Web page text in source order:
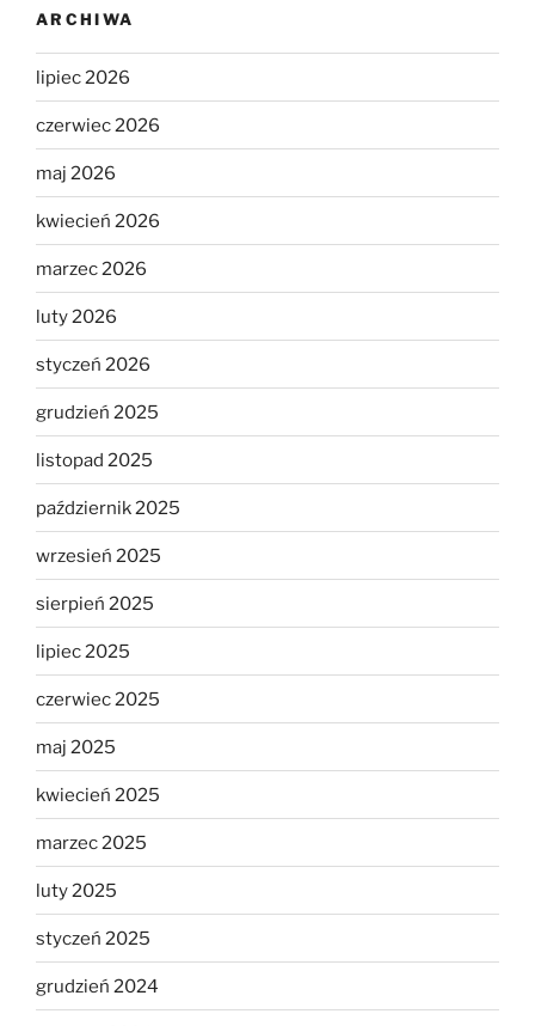
ARCHIWA
lipiec 2026
czerwiec 2026
maj 2026
kwiecień 2026
marzec 2026
luty 2026
styczeń 2026
grudzień 2025
listopad 2025
październik 2025
wrzesień 2025
sierpień 2025
lipiec 2025
czerwiec 2025
maj 2025
kwiecień 2025
marzec 2025
luty 2025
styczeń 2025
grudzień 2024